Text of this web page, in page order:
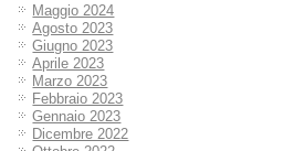
Maggio 2024
Agosto 2023
Giugno 2023
Aprile 2023
Marzo 2023
Febbraio 2023
Gennaio 2023
Dicembre 2022